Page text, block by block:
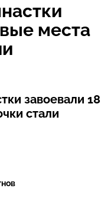
места
завоевали 18
стали